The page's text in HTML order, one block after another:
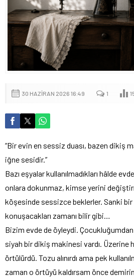
30 HAZIRAN 2026 16:49 1
“Bir evin en sessiz duası, bazen dikiş
iğne sesidir.”
Bazı eşyalar kullanılmadıkları hâlde
onlara dokunmaz, kimse yerini
köşesinde sessizce beklerler. Sanki bir
konuşacakları zamanı bilir gibi…
Bizim evde de öyleydi.
siyah bir dikiş makinesi vardı. Üzerine
örtülürdü. Tozu alınırdı ama pek
zaman o örtüyü kaldırsam önce